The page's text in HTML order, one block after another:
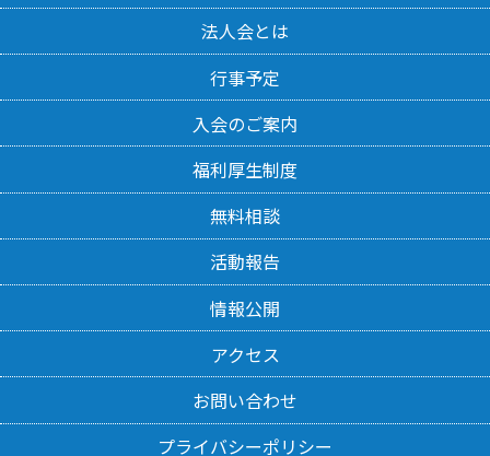
法人会とは
行事予定
入会のご案内
福利厚生制度
無料相談
活動報告
情報公開
アクセス
お問い合わせ
プライバシーポリシー